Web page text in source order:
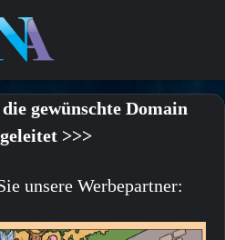
gewünschte Domain
>>>
unsere Werbepartner: